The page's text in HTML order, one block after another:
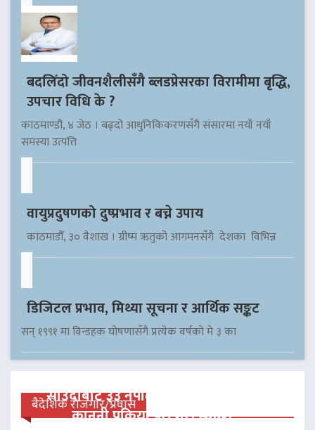
बदलिँदो जीवनशैलीसँगै ब्लडप्रेसरका विरामीमा बृद्धि,
उपचार विधि के ?
काठमाण्डौ, ४ जेठ । बढ्दो आधुनिकिकरणसँगै संसारमा नयाँ नयाँ
समस्या उत्पत्ति
वायुप्रदुषणको दुष्प्रभाव र बच्ने उपाय
काठमाडौँ, ३० वैशाख । ग्रीष्म ऋतुको आगमनसँगै देशका विभिन्न
डिजिटल प्रभाव, मिथ्या सूचना र आर्थिक सङ्कट
सन् १९९१ मा विन्डहक घोषणासँगै प्रत्येक वर्षको मे ३ का
बैदेशिक रोजगार/प्रवास
साउदीबाट ३३ नेपाली कैदीलाई आममाफी,
कानुनी प्रक्रिया पूरा गरी स्वदेश…